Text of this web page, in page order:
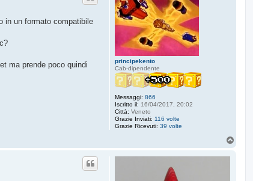
principekento
Cab-dipendente
Messaggi: 866
Iscritto il: 16/04/2017, 20:02
Città: Veneto
Grazie Inviati: 116 volte
Grazie Ricevuti: 39 volte
in un formato compatibile
ma prende poco quindi